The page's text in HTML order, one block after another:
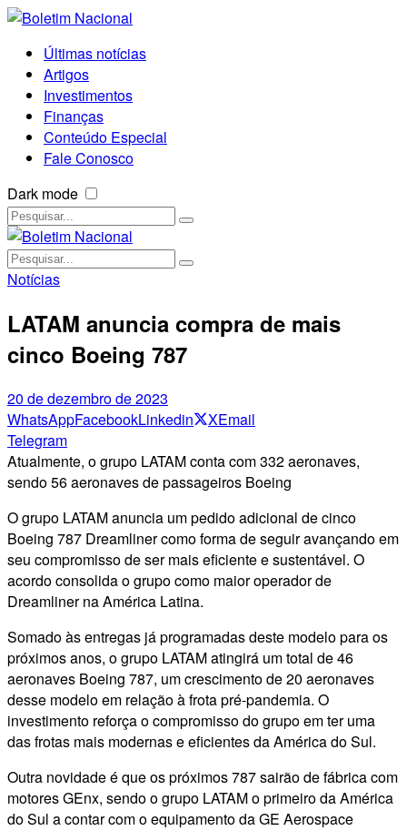
Últimas notícias
Artigos
Investimentos
Finanças
Conteúdo Especial
Fale Conosco
Dark mode
Notícias
LATAM anuncia compra de mais
cinco Boeing 787
20 de dezembro de 2023
WhatsAppFacebookLinkedin XEmail
Telegram
Atualmente, o grupo LATAM conta com 332 aeronaves,
sendo 56 aeronaves de passageiros Boeing
O grupo LATAM anuncia um pedido adicional de cinco
Boeing 787 Dreamliner como forma de seguir avançando em
seu compromisso de ser mais eficiente e sustentável. O
acordo consolida o grupo como maior operador de
Dreamliner na América Latina.
Somado às entregas já programadas deste modelo para os
próximos anos, o grupo LATAM atingirá um total de 46
aeronaves Boeing 787, um crescimento de 20 aeronaves
desse modelo em relação à frota pré-pandemia. O
investimento reforça o compromisso do grupo em ter uma
das frotas mais modernas e eficientes da América do Sul.
Outra novidade é que os próximos 787 sairão de fábrica com
motores GEnx, sendo o grupo LATAM o primeiro da América
do Sul a contar com o equipamento da GE Aerospace